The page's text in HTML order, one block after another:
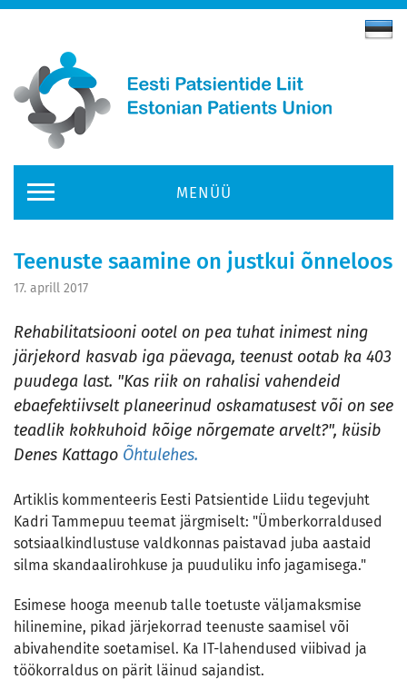
MENÜÜ
Teenuste saamine on justkui õnneloos
17. aprill 2017
Rehabilitatsiooni ootel on pea tuhat inimest ning
järjekord kasvab iga päevaga, teenust ootab ka 403
puudega last. "Kas riik on rahalisi vahendeid
ebaefektiivselt planeerinud oskamatusest või on see
teadlik kokkuhoid kõige nõrgemate arvelt?", küsib
Denes Kattago Õhtulehes.
Artiklis kommenteeris Eesti Patsientide Liidu tegevjuht
Kadri Tammepuu teemat järgmiselt: "Ümberkorraldused
sotsiaalkindlustuse valdkonnas paistavad juba aastaid
silma skandaalirohkuse ja puuduliku info jagamisega."
Esimese hooga meenub talle toetuste väljamaksmise
hilinemine, pikad järjekorrad teenuste saamisel või
abivahendite soetamisel. Ka IT-lahendused viibivad ja
töökorraldus on pärit läinud sajandist.